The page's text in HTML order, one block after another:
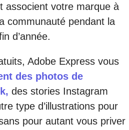
associent votre marque à
communauté pendant la
d’année.
Adobe Express vous
des photos de
des stories Instagram
type d’illustrations pour
pour autant vous priver